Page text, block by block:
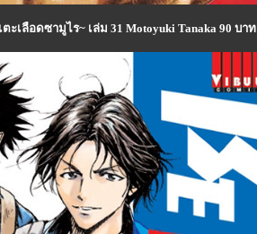
ตะเลือดซามูไร~ เล่ม 31 Motoyuki Tanaka 90 บาท